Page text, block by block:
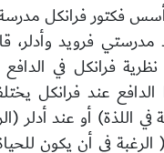
فكتور فرانكل مدرسة
مدرستي فرويد وأدلر،
فرانكل في
الدافع عند فرانكل
في اللذة) أو عند أدلر